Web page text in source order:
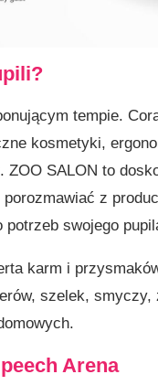
tempie.
kosmetyki,
SALON to
z
potrzeb swojego
karm i
szelek,
Arena